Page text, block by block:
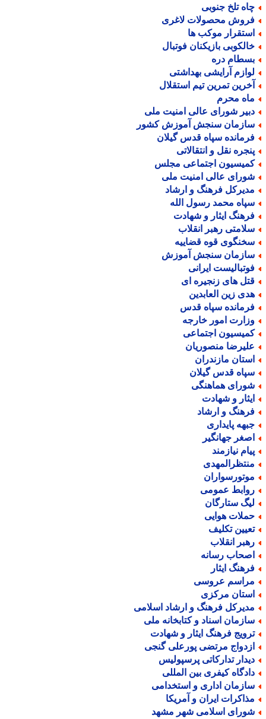
تلخ جنوبی
محصولات لاغری
موکب ها
بازیکنان فوتبال
دره
آرایشی بهداشتی
تمرین تیم استقلال
محرم
شورای عالی امنیت ملی
سنجش آموزش کشور
سپاه قدس گیلان
نقل و انتقالاتی
اجتماعی مجلس
عالی امنیت ملی
فرهنگ و ارشاد
محمد رسول الله
ایثار و شهادت
رهبر انقلاب
قوه قضاییه
سنجش آموزش
ایرانی
های زنجیره ای
زین العابدین
سپاه قدس
امور خارجه
اجتماعی
منصوریان
مازندران
قدس گیلان
هماهنگی
و شهادت
و ارشاد
پایداری
جهانگیر
نیازمند
عمومی
ستارگان
هوایی
تکلیف
انقلاب
رسانه
ایثار
عروسی
مرکزی
فرهنگ و ارشاد اسلامی
اسناد و کتابخانه ملی
فرهنگ ایثار و شهادت
مرتضی پورعلی گنجی
تدارکاتی پرسپولیس
کیفری بین المللی
اداری و استخدامی
ایران و آمریکا
اسلامی شهر مشهد